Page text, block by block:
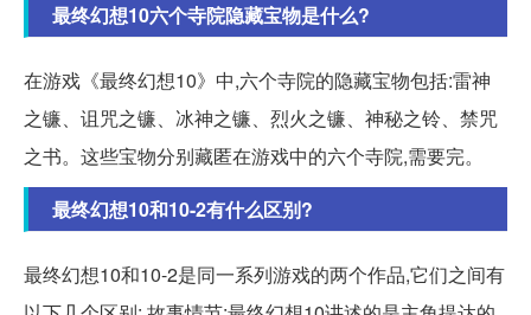
最终幻想10六个寺院隐藏宝物是什么?
在游戏《最终幻想10》中,六个寺院的隐藏宝物包括:雷神
之镰、诅咒之镰、冰神之镰、烈火之镰、神秘之铃、禁咒
之书。这些宝物分别藏匿在游戏中的六个寺院,需要完。
最终幻想10和10-2有什么区别?
最终幻想10和10-2是同一系列游戏的两个作品,它们之间有